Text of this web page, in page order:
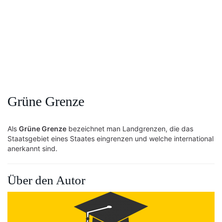
Grüne Grenze
Als Grüne Grenze bezeichnet man Landgrenzen, die das
Staatsgebiet eines Staates eingrenzen und welche international
anerkannt sind.
Über den Autor